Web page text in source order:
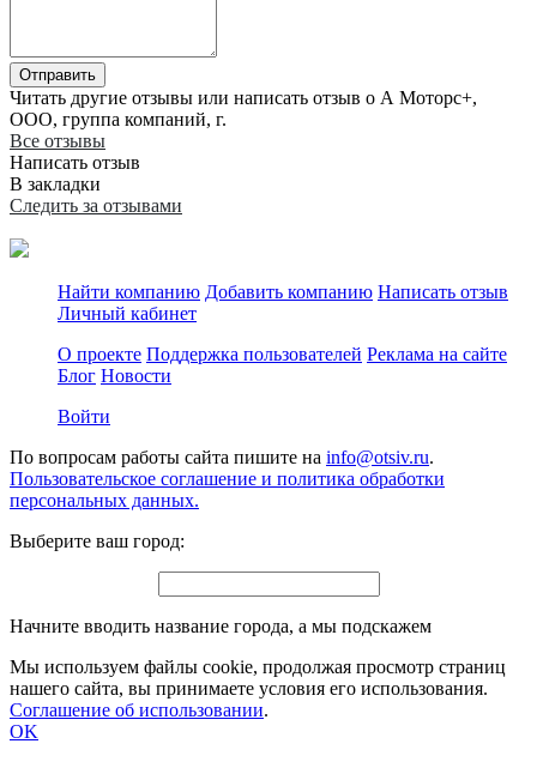
Отправить
Читать другие отзывы или написать отзыв о А Моторс+,
ООО, группа компаний, г.
Все отзывы
Написать отзыв
В закладки
Следить за отзывами
Найти компанию Добавить компанию Написать отзыв
Личный кабинет
О проекте Поддержка пользователей Реклама на сайте
Блог Новости
Войти
По вопросам работы сайта пишите на info@otsiv.ru.
Пользовательское соглашение и политика обработки
персональных данных.
Выберите ваш город:
Начните вводить название города, а мы подскажем
Мы используем файлы cookie, продолжая просмотр страниц
нашего сайта, вы принимаете условия его использования.
Соглашение об использовании.
OK